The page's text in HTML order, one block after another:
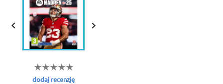
 
dodaj recenzję